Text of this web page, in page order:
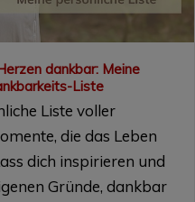
dankbar: Meine
Liste
Liste voller
die das Leben
dich inspirieren und
Gründe, dankbar